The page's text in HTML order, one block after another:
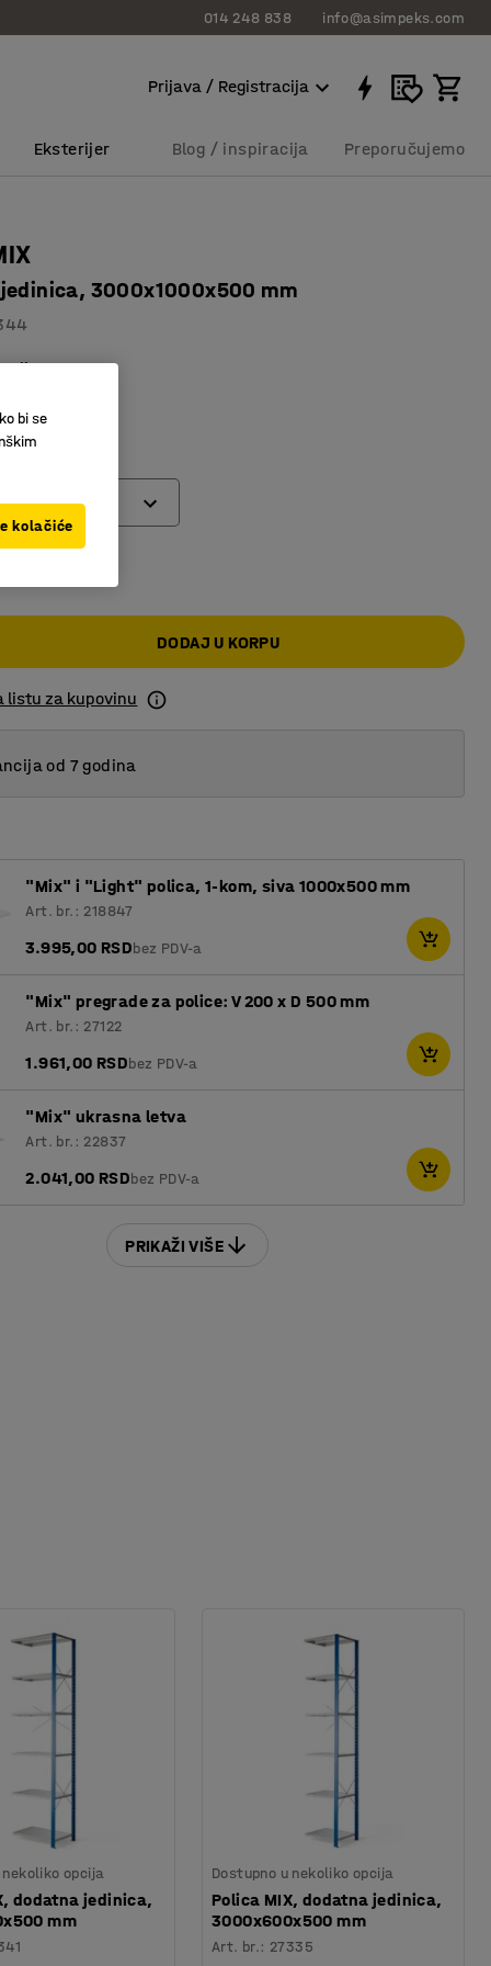
014 248 838 info@asimpeks.com
Prijava / Registracija
Eksterijer Blog / inspiracija Preporučujemo
jedinica, 3000x1000x500 mm
DODAJ U KORPU
listu za kupovinu
od 7 godina
"Mix" i "Light" polica, 1-kom, siva 1000x500 mm
Art. br.: 218847
3.995,00 RSDbez PDV-a
"Mix" pregrade za police: V 200 x D 500 mm
Art. br.: 27122
1.961,00 RSDbez PDV-a
"Mix" ukrasna letva
Art. br.: 22837
2.041,00 RSDbez PDV-a
PRIKAŽI VIŠE
nekoliko opcija
dodatna jedinica,
mm
Dostupno u nekoliko opcija
Polica MIX, dodatna jedinica,
3000x600x500 mm
Art. br.: 27335
bi se
kolačiće